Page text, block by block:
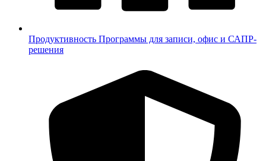
Продуктивность Программы для записи, офис и САПР-
решения